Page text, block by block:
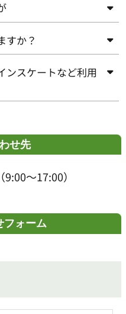
りください。
ざいますのでそちらに駐
がございます。北入り口
すか？
。ただし他の利用者には
ンスケートなど利用
せ先
～17:00）
フォーム